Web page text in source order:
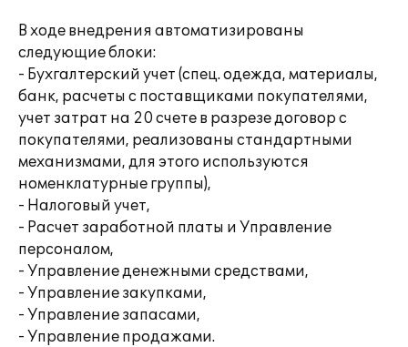
В ходе внедрения автоматизированы
следующие блоки:
- Бухгалтерский учет (спец. одежда, материалы,
банк, расчеты с поставщиками покупателями,
учет затрат на 20 счете в разрезе договор с
покупателями, реализованы стандартными
механизмами, для этого используются
номенклатурные группы),
- Налоговый учет,
- Расчет заработной платы и Управление
персоналом,
- Управление денежными средствами,
- Управление закупками,
- Управление запасами,
- Управление продажами.